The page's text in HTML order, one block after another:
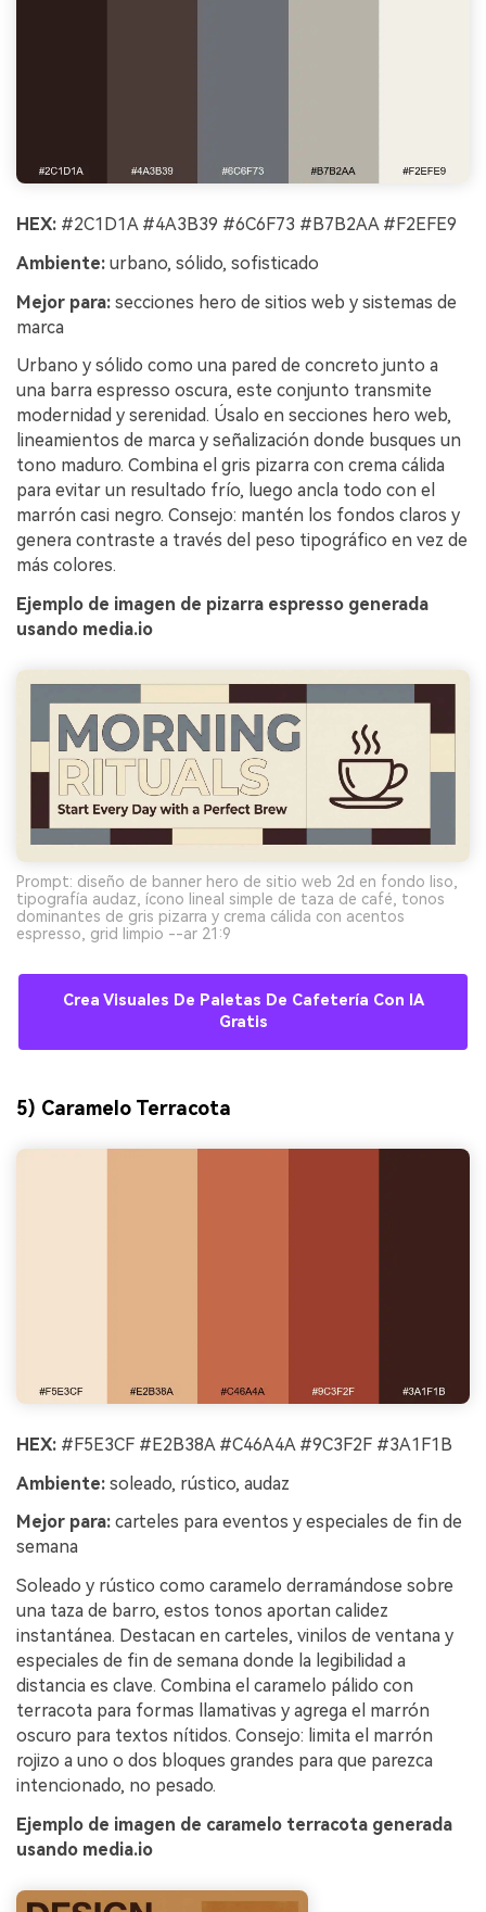
HEX: #2C1D1A #4A3B39 #6C6F73 #B7B2AA #F2EFE9
Ambiente: urbano, sólido, sofisticado
Mejor para: secciones hero de sitios web y sistemas de
marca
Urbano y sólido como una pared de concreto junto a
una barra espresso oscura, este conjunto transmite
modernidad y serenidad. Úsalo en secciones hero web,
lineamientos de marca y señalización donde busques un
tono maduro. Combina el gris pizarra con crema cálida
para evitar un resultado frío, luego ancla todo con el
marrón casi negro. Consejo: mantén los fondos claros y
genera contraste a través del peso tipográfico en vez de
más colores.
Ejemplo de imagen de pizarra espresso generada
usando media.io
Prompt: diseño de banner hero de sitio web 2d en fondo liso,
tipografía audaz, ícono lineal simple de taza de café, tonos
dominantes de gris pizarra y crema cálida con acentos
espresso, grid limpio --ar 21:9
Crea Visuales De Paletas De Cafetería Con IA
Gratis
5) Caramelo Terracota
HEX: #F5E3CF #E2B38A #C46A4A #9C3F2F #3A1F1B
Ambiente: soleado, rústico, audaz
Mejor para: carteles para eventos y especiales de fin de
semana
Soleado y rústico como caramelo derramándose sobre
una taza de barro, estos tonos aportan calidez
instantánea. Destacan en carteles, vinilos de ventana y
especiales de fin de semana donde la legibilidad a
distancia es clave. Combina el caramelo pálido con
terracota para formas llamativas y agrega el marrón
oscuro para textos nítidos. Consejo: limita el marrón
rojizo a uno o dos bloques grandes para que parezca
intencionado, no pesado.
Ejemplo de imagen de caramelo terracota generada
usando media.io